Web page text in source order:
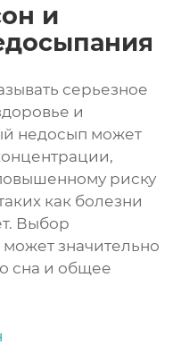
и
серьезное
и
недосып может
риску
как болезни
Выбор
значительно
сна и общее